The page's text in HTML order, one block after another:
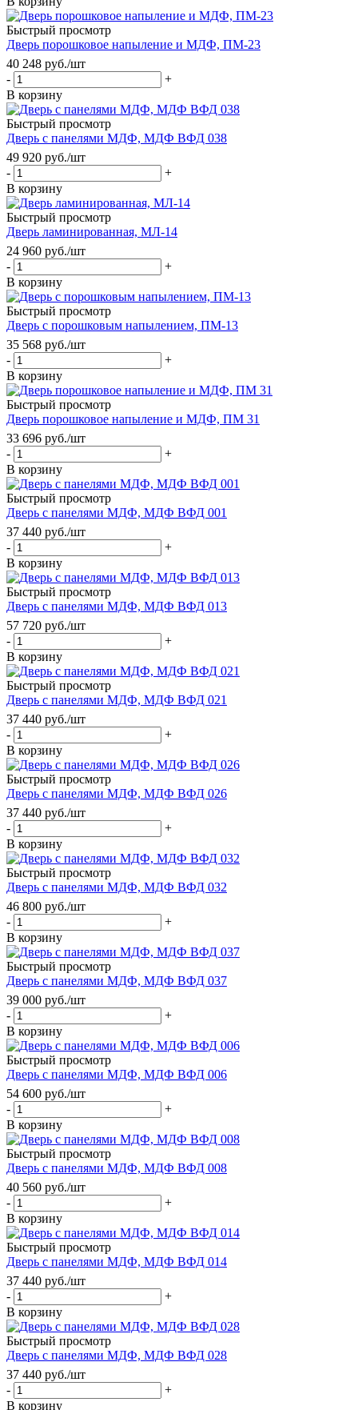
Быстрый просмотр
Дверь порошковое напыление и МДФ, ПМ-23
40 248 руб./шт
-
+
В корзину
Быстрый просмотр
Дверь с панелями МДФ, МДФ ВФД 038
49 920 руб./шт
-
+
В корзину
Быстрый просмотр
Дверь ламинированная, МЛ-14
24 960 руб./шт
-
+
В корзину
Быстрый просмотр
Дверь с порошковым напылением, ПМ-13
35 568 руб./шт
-
+
В корзину
Быстрый просмотр
Дверь порошковое напыление и МДФ, ПМ 31
33 696 руб./шт
-
+
В корзину
Быстрый просмотр
Дверь с панелями МДФ, МДФ ВФД 001
37 440 руб./шт
-
+
В корзину
Быстрый просмотр
Дверь с панелями МДФ, МДФ ВФД 013
57 720 руб./шт
-
+
В корзину
Быстрый просмотр
Дверь с панелями МДФ, МДФ ВФД 021
37 440 руб./шт
-
+
В корзину
Быстрый просмотр
Дверь с панелями МДФ, МДФ ВФД 026
37 440 руб./шт
-
+
В корзину
Быстрый просмотр
Дверь с панелями МДФ, МДФ ВФД 032
46 800 руб./шт
-
+
В корзину
Быстрый просмотр
Дверь с панелями МДФ, МДФ ВФД 037
39 000 руб./шт
-
+
В корзину
Быстрый просмотр
Дверь с панелями МДФ, МДФ ВФД 006
54 600 руб./шт
-
+
В корзину
Быстрый просмотр
Дверь с панелями МДФ, МДФ ВФД 008
40 560 руб./шт
-
+
В корзину
Быстрый просмотр
Дверь с панелями МДФ, МДФ ВФД 014
37 440 руб./шт
-
+
В корзину
Быстрый просмотр
Дверь с панелями МДФ, МДФ ВФД 028
37 440 руб./шт
-
+
В корзину